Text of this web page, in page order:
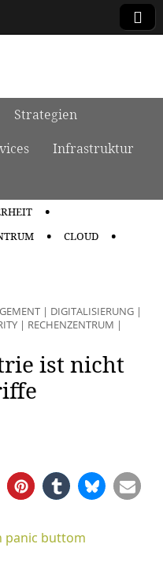
Strategien
Infrastruktur
CLOUD
| DIGITALISIERUNG |
| RECHENZENTRUM |
ist nicht